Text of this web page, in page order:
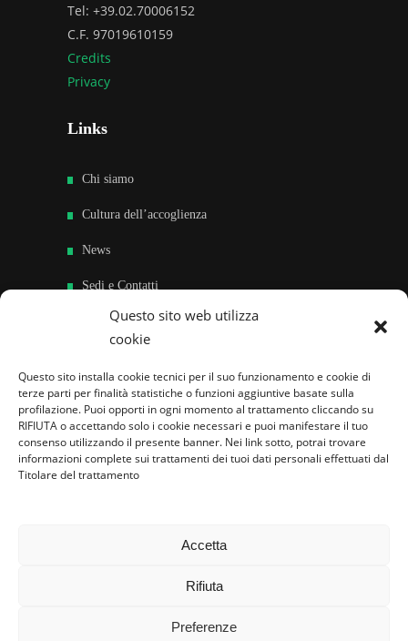
Questo sito web utilizza
cookie
Questo sito installa cookie tecnici per il suo funzionamento e cookie di
terze parti per finalità statistiche o funzioni aggiuntive basate sulla
profilazione. Puoi opporti in ogni momento al trattamento cliccando su
RIFIUTA o accettando solo i cookie necessari e puoi manifestare il tuo
consenso utilizzando il presente banner. Nei link sotto, potrai trovare
informazioni complete sui trattamenti dei tuoi dati personali effettuati dal
Titolare del trattamento
Accetta
Rifiuta
Preferenze
Tel: +39.02.70006152
C.F. 97019610159
Credits
Privacy
Links
Chi siamo
Cultura dell’accoglienza
News
Sedi e Contatti
Sostieni
Famiglie per l’accoglienza nel mondo